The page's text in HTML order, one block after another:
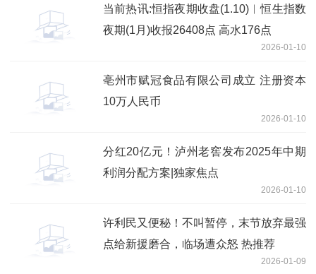
当前热讯:恒指夜期收盘(1.10)︱恒生指数
夜期(1月)收报26408点 高水176点
2026-01-10
亳州市赋冠食品有限公司成立 注册资本
10万人民币
2026-01-10
分红20亿元！泸州老窖发布2025年中期
利润分配方案|独家焦点
2026-01-10
许利民又便秘！不叫暂停，末节放弃最强
点给新援磨合，临场遭众怒 热推荐
2026-01-09